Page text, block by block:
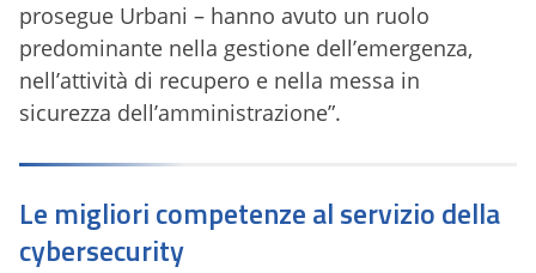
prosegue Urbani – hanno avuto un ruolo
predominante nella gestione dell’emergenza,
nell’attività di recupero e nella messa in
sicurezza dell’amministrazione”.
Le migliori competenze al servizio della
cybersecurity